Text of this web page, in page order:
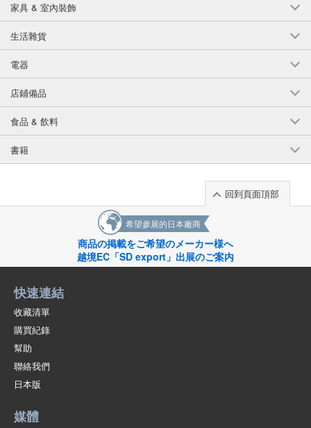
家具 & 室內裝飾
生活雜貨
電器
店鋪備品
食品 & 飲料
書籍
回到頁面頂部
希望參展的日本廠商
商品の掲載をご希望のメーカー様へ
越境EC「SD export」出展のご案内
快速連結
收藏清單
購買紀錄
幫助
聯絡我們
日本版
媒體